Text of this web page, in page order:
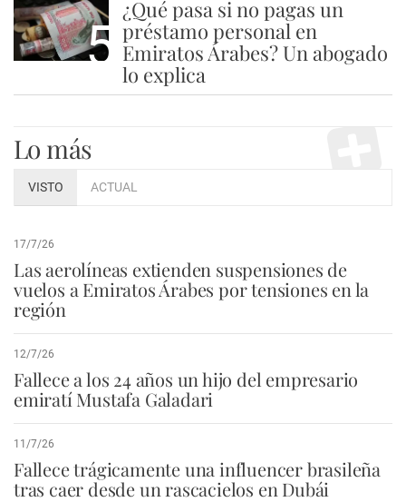
5
¿Qué pasa si no pagas un
préstamo personal en
Emiratos Árabes? Un abogado
lo explica
Lo más
VISTO ACTUAL
17/7/26
Las aerolíneas extienden suspensiones de
vuelos a Emiratos Árabes por tensiones en la
región
12/7/26
Fallece a los 24 años un hijo del empresario
emiratí Mustafa Galadari
11/7/26
Fallece trágicamente una influencer brasileña
tras caer desde un rascacielos en Dubái